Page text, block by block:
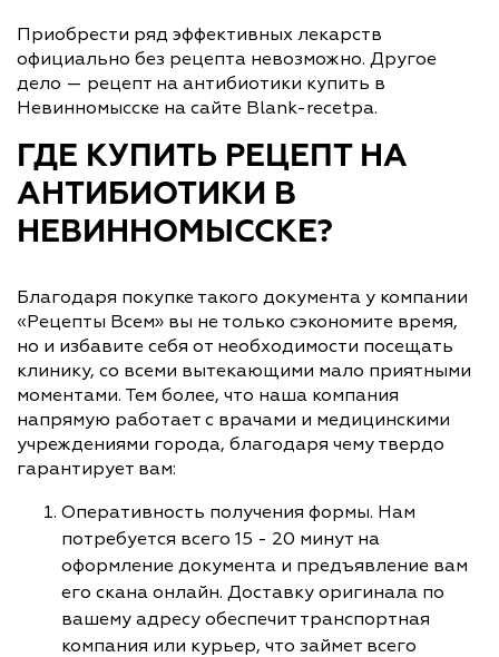
Приобрести ряд эффективных лекарств
официально без рецепта невозможно. Другое
дело — рецепт на антибиотики купить в
Невинномысске на сайте Blank-recetpa.
ГДЕ КУПИТЬ РЕЦЕПТ НА
АНТИБИОТИКИ В
НЕВИННОМЫССКЕ?
Благодаря покупке такого документа у компании
«Рецепты Всем» вы не только сэкономите время,
но и избавите себя от необходимости посещать
клинику, со всеми вытекающими мало приятными
моментами. Тем более, что наша компания
напрямую работает с врачами и медицинскими
учреждениями города, благодаря чему твердо
гарантирует вам:
Оперативность получения формы. Нам
потребуется всего 15 - 20 минут на
оформление документа и предъявление вам
его скана онлайн. Доставку оригинала по
вашему адресу обеспечит транспортная
компания или курьер, что займет всего